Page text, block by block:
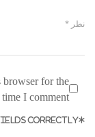
browser for the
I comment.
*PLEASE COMPLETE ALL FIELDS CORRECTLY